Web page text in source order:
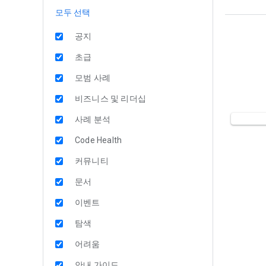
모두 선택
공지
초급
모범 사례
비즈니스 및 리더십
사례 분석
Code Health
커뮤니티
문서
이벤트
탐색
어려움